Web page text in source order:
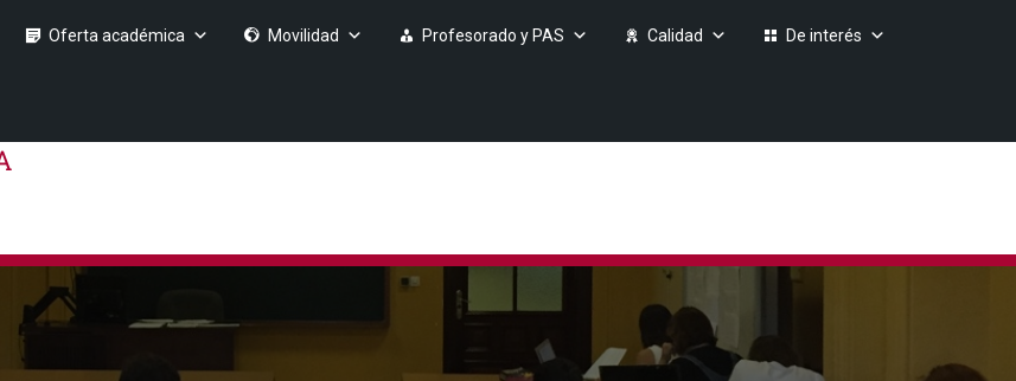
Oferta académica Movilidad Profesorado y PAS Calidad De interés